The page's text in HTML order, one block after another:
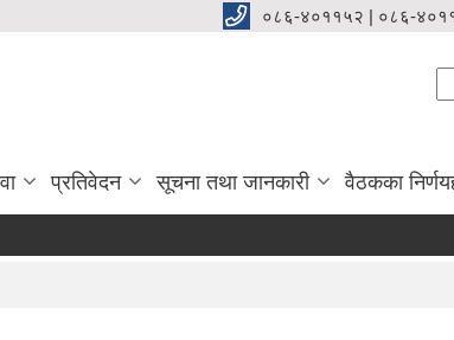
०८६-४०११५२ | ०८६-
प्रतिवेदन सूचना तथा जानकारी वैठकका